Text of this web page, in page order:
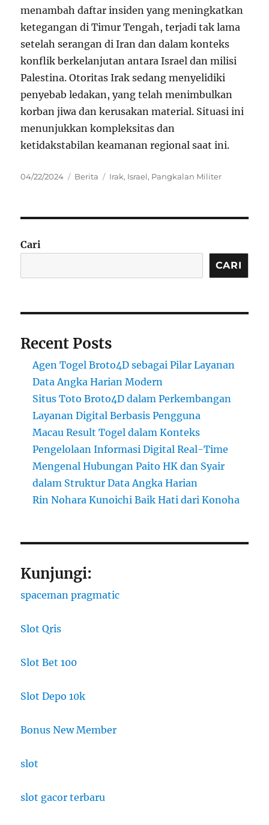
menambah daftar insiden yang meningkatkan
ketegangan di Timur Tengah, terjadi tak lama
setelah serangan di Iran dan dalam konteks
konflik berkelanjutan antara Israel dan milisi
Palestina. Otoritas Irak sedang menyelidiki
penyebab ledakan, yang telah menimbulkan
korban jiwa dan kerusakan material. Situasi ini
menunjukkan kompleksitas dan
ketidakstabilan keamanan regional saat ini.
Posted
04/22/2024 Categories
Berita Tags
Irak, Israel, Pangkalan Militer
Cari
CARI
Recent Posts
Agen Togel Broto4D sebagai Pilar Layanan
Data Angka Harian Modern
Situs Toto Broto4D dalam Perkembangan
Layanan Digital Berbasis Pengguna
Macau Result Togel dalam Konteks
Pengelolaan Informasi Digital Real-Time
Mengenal Hubungan Paito HK dan Syair
dalam Struktur Data Angka Harian
Rin Nohara Kunoichi Baik Hati dari Konoha
Kunjungi:
spaceman pragmatic
Slot Qris
Slot Bet 100
Slot Depo 10k
Bonus New Member
slot
slot gacor terbaru